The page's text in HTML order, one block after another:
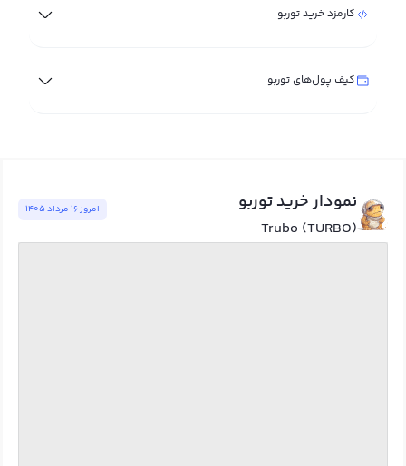
کارمزد خرید توربو
کیف پول‌های توربو
نمودار خرید توربو
Trubo (TURBO)
امروز ١٦ مرداد ١٤٠٥